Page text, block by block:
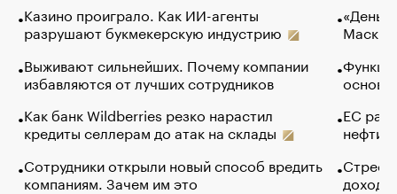
Казино проиграло. Как ИИ-агенты
разрушают букмекерскую индустрию
Выживают сильнейших. Почему компании
избавляются от лучших сотрудников
Как банк Wildberries резко нарастил
кредиты селлерам до атак на склады
Сотрудники открыли новый способ вредить
компаниям. Зачем им это
Маск в
основ
ЕС
нефти